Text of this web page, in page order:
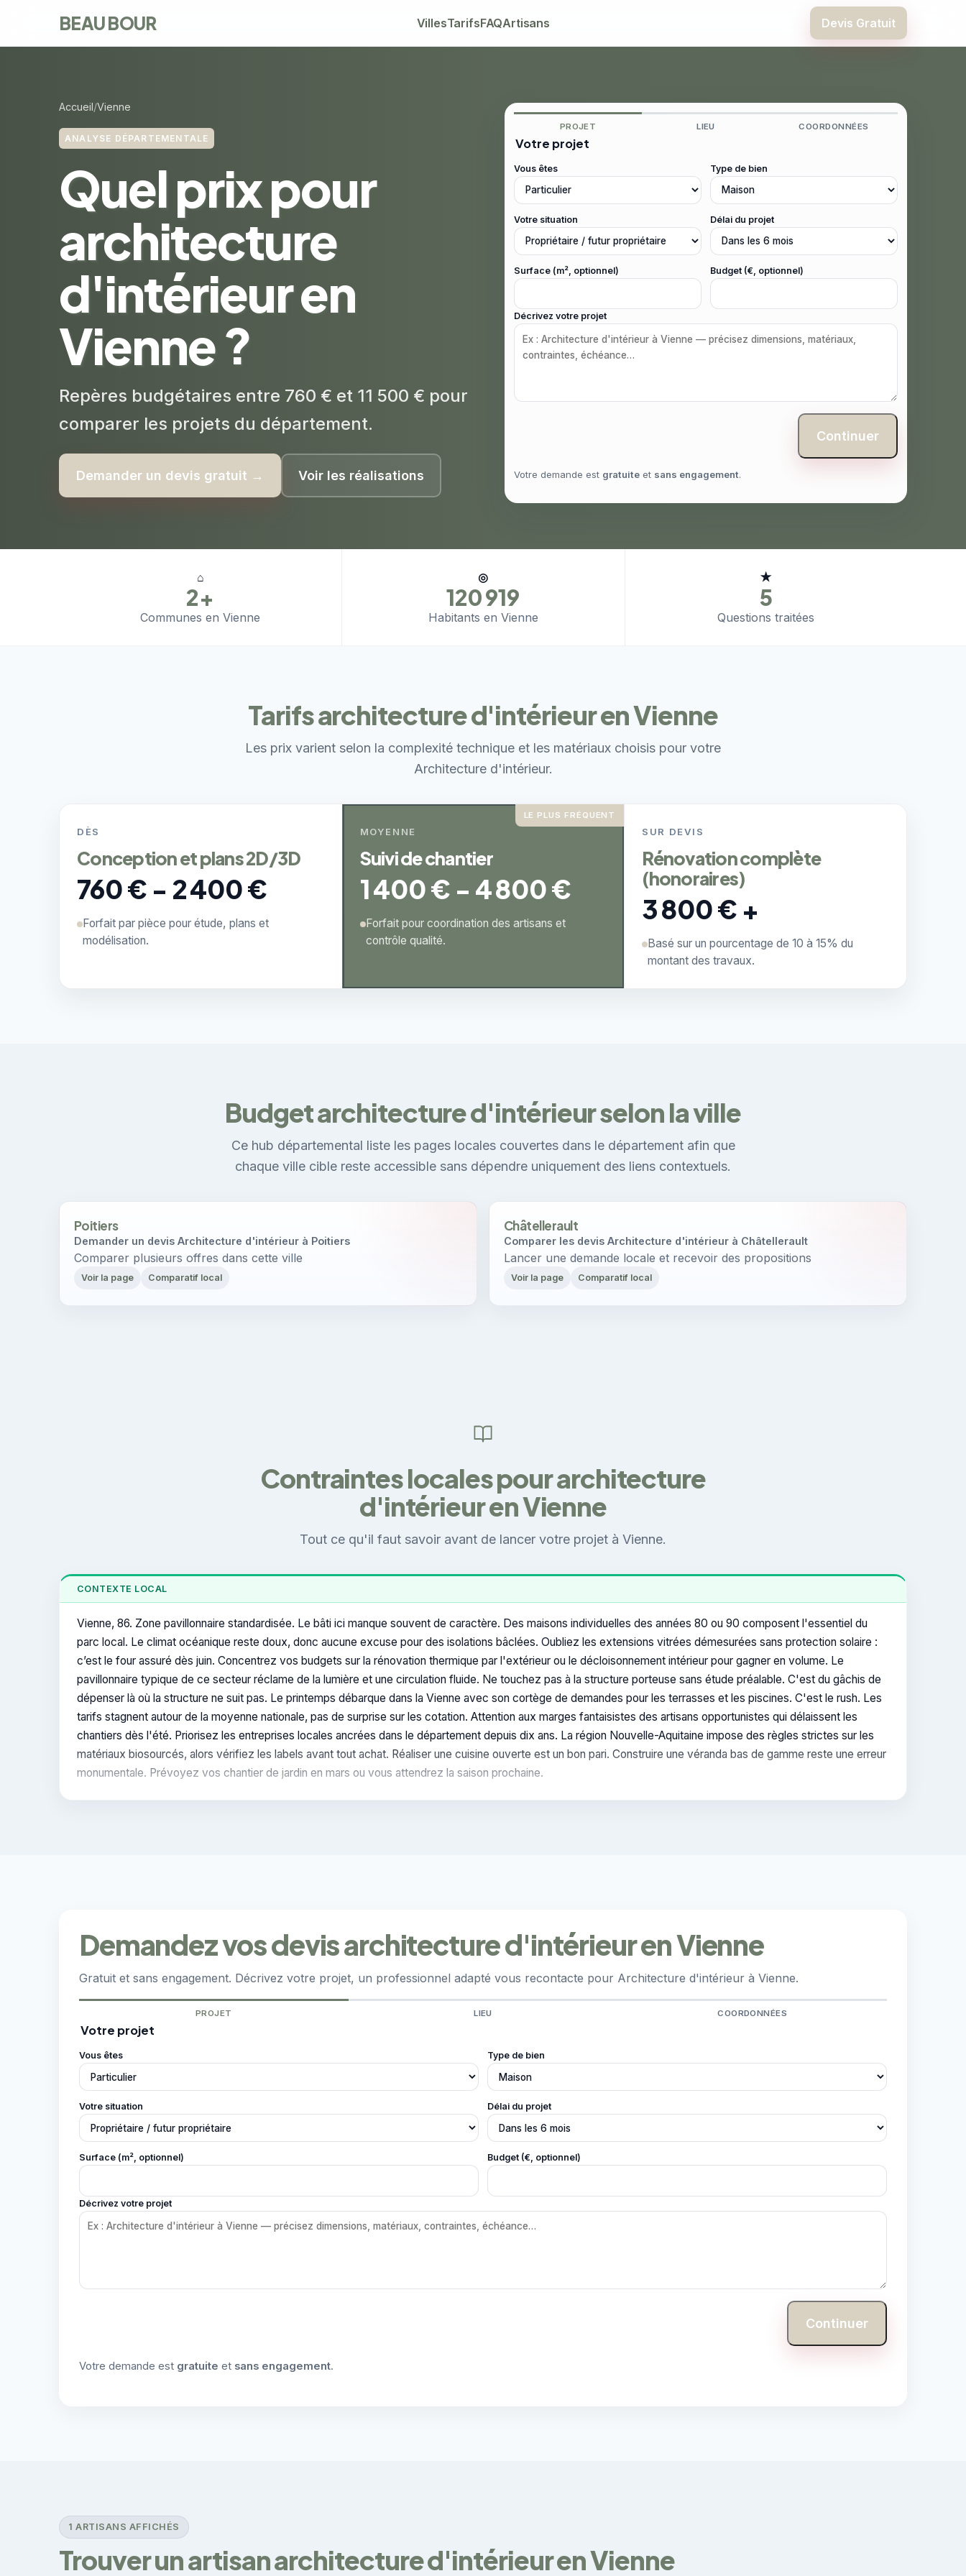
BEAU BOUR VillesTarifsFAQArtisans Devis Gratuit
Accueil Vienne
ANALYSE DÉPARTEMENTALE
Quel prix pour
architecture
d'intérieur en
Vienne ?
Repères budgétaires entre 760 € et 11 500 € pour
comparer les projets du département.
Demander un devis gratuit → Voir les réalisations
PROJET LIEU COORDONNÉES
Votre projet
Vous êtes Type de bien
Votre situation Délai du projet
Surface (m², optionnel) Budget (€, optionnel)
Décrivez votre projet
Continuer
Votre demande est gratuite et sans engagement.
⌂
2+
Communes en Vienne
◎
120 919
Habitants en Vienne
★
5
Questions traitées
Tarifs architecture d'intérieur en Vienne
Les prix varient selon la complexité technique et les matériaux choisis pour votre
Architecture d'intérieur.
DÈS
Conception et plans 2D/3D
760 € - 2 400 €
Forfait par pièce pour étude, plans et
modélisation.
LE PLUS FRÉQUENT
MOYENNE
Suivi de chantier
1 400 € - 4 800 €
Forfait pour coordination des artisans et
contrôle qualité.
SUR DEVIS
Rénovation complète
(honoraires)
3 800 € +
Basé sur un pourcentage de 10 à 15% du
montant des travaux.
Budget architecture d'intérieur selon la ville
Ce hub départemental liste les pages locales couvertes dans le département afin que
chaque ville cible reste accessible sans dépendre uniquement des liens contextuels.
Poitiers
Demander un devis Architecture d'intérieur à Poitiers
Comparer plusieurs offres dans cette ville
Voir la page Comparatif local
Châtellerault
Comparer les devis Architecture d'intérieur à Châtellerault
Lancer une demande locale et recevoir des propositions
Voir la page Comparatif local
Contraintes locales pour architecture
d'intérieur en Vienne
Tout ce qu'il faut savoir avant de lancer votre projet à Vienne.
CONTEXTE LOCAL
Vienne, 86. Zone pavillonnaire standardisée. Le bâti ici manque souvent de caractère. Des maisons individuelles des années 80 ou 90 composent l'essentiel du
parc local. Le climat océanique reste doux, donc aucune excuse pour des isolations bâclées. Oubliez les extensions vitrées démesurées sans protection solaire :
c’est le four assuré dès juin. Concentrez vos budgets sur la rénovation thermique par l'extérieur ou le décloisonnement intérieur pour gagner en volume. Le
pavillonnaire typique de ce secteur réclame de la lumière et une circulation fluide. Ne touchez pas à la structure porteuse sans étude préalable. C'est du gâchis de
dépenser là où la structure ne suit pas. Le printemps débarque dans la Vienne avec son cortège de demandes pour les terrasses et les piscines. C'est le rush. Les
tarifs stagnent autour de la moyenne nationale, pas de surprise sur les cotation. Attention aux marges fantaisistes des artisans opportunistes qui délaissent les
chantiers dès l'été. Priorisez les entreprises locales ancrées dans le département depuis dix ans. La région Nouvelle-Aquitaine impose des règles strictes sur les
matériaux biosourcés, alors vérifiez les labels avant tout achat. Réaliser une cuisine ouverte est un bon pari. Construire une véranda bas de gamme reste une erreur
monumentale. Prévoyez vos chantier de jardin en mars ou vous attendrez la saison prochaine.
Demandez vos devis architecture d'intérieur en Vienne
Gratuit et sans engagement. Décrivez votre projet, un professionnel adapté vous recontacte pour Architecture d'intérieur à Vienne.
PROJET LIEU COORDONNÉES
Votre projet
Vous êtes Type de bien
Votre situation Délai du projet
Surface (m², optionnel) Budget (€, optionnel)
Décrivez votre projet
Continuer
Votre demande est gratuite et sans engagement.
1 ARTISANS AFFICHÉS
Trouver un artisan architecture d'intérieur en Vienne